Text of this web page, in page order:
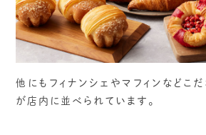
他にもフィナンシェやマフィンなどこ
が店内に並べられています。